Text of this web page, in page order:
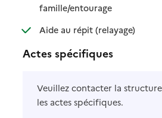
famille/entourage: disponible
: non disponible
Aide au répit (relayage): disponible
: non
Actes spécifiques
Veuillez contacter la
les actes spécifiques.